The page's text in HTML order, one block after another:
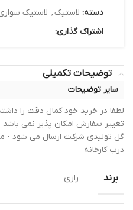
دسته: لاستیک, لاستیک
اشتراک گذاری:
توضیحات تکمیلی
سایر توضیحات
لطفا در خرید خود کمال دقت را
تغییر سفارش امکان پذیر نمی
درب کارخانه
برند رازی